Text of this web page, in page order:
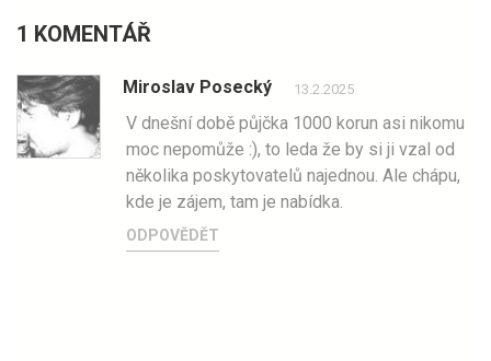
1 KOMENTÁŘ
Miroslav Posecký 13.2.2025
V dnešní době půjčka 1000 korun asi nikomu
moc nepomůže :), to leda že by si ji vzal od
několika poskytovatelů najednou. Ale chápu,
kde je zájem, tam je nabídka.
ODPOVĚDĚT